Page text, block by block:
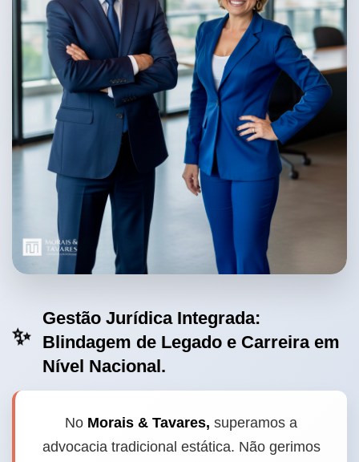
✨
Gestão Jurídica Integrada:
Blindagem de Legado e Carreira em
Nível Nacional.
No Morais & Tavares, superamos a
advocacia tradicional estática. Não gerimos